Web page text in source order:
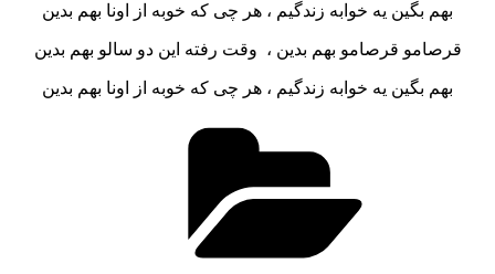
بگین یه خوابه زندگیم ، هر چی که خوبه از اونا بهم بدین
قرصامو بهم بدین ، وقت رفته این دو سالو بهم بدین
بگین یه خوابه زندگیم ، هر چی که خوبه از اونا بهم بدین